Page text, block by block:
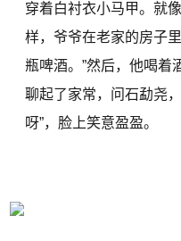
穿着白衬衣小马甲。就
样，爷爷在老家的房子
瓶啤酒。”然后，他喝着
聊起了家常，问石勐尧
呀”，脸上笑意盈盈。